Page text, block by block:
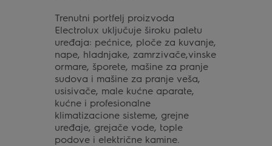
Trenutni portfelj proizvoda
Electrolux uključuje široku paletu
uređaja: pećnice, ploče za kuvanje,
nape, hladnjake, zamrzivače,vinske
ormare, šporete, mašine za pranje
sudova i mašine za pranje veša,
usisivače, male kućne aparate,
kućne i profesionalne
klimatizacione sisteme, grejne
uređaje, grejače vode, tople
podove i električne kamine.